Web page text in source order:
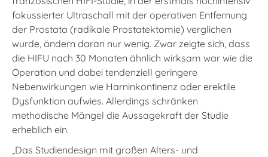
fokussierter Ultraschall mit der operativen Entfernung
der Prostata (radikale Prostatektomie) verglichen
wurde, ändern daran nur wenig. Zwar zeigte sich, dass
die HIFU nach 30 Monaten ähnlich wirksam war wie die
Operation und dabei tendenziell geringere
Nebenwirkungen wie Harninkontinenz oder erektile
Dysfunktion aufwies. Allerdings schränken
methodische Mängel die Aussagekraft der Studie
erheblich ein.
„Das Studiendesign mit großen Alters- und